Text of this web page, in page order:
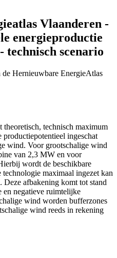
Vlaanderen -
energieproductie
scenario
Hernieuwbare EnergieAtlas
technisch maximum
ingeschat
wind. Voor grootschalige wind
van 2,3 MW en voor
wordt de beschikbare
maximaal ingezet kan
Deze afbakening komt tot stand
en negatieve ruimtelijke
wind worden bufferzones
wind reeds in rekening